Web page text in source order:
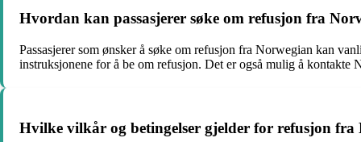
Hvordan kan passasjerer søke om refusjon fra
Passasjerer som ønsker å søke om refusjon fra Norwegian kan
instruksjonene for å be om refusjon. Det er også mulig å kontakte
Hvilke vilkår og betingelser gjelder for refusjon fra